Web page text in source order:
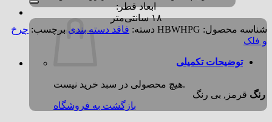
هیچ محصولی در سبد خرید نیست.
بازگشت به فروشگاه
ابعاد قطر:
۱۸ سانتی‌متر
شناسه محصول: HBWHPG دسته: فاقد دسته بندی برچسب: چرخ
و فلک
توضیحات تکمیلی
رنگ قرمز, بی رنگ